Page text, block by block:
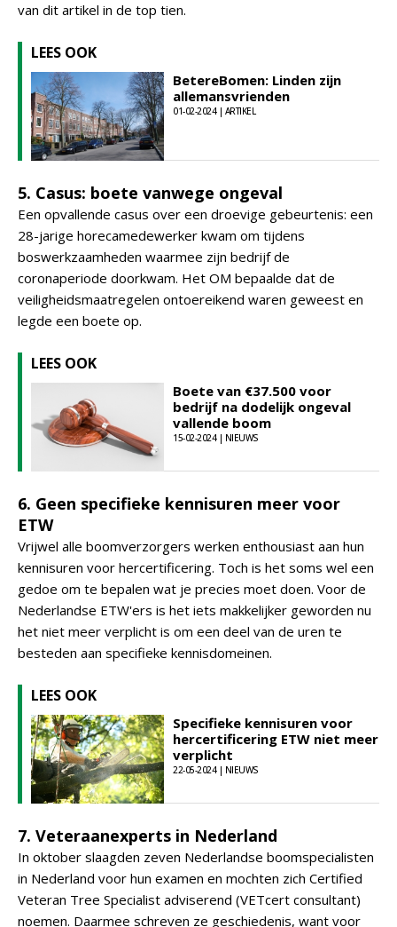
van dit artikel in de top tien.
LEES OOK
BetereBomen: Linden zijn
allemansvrienden
01-02-2024 | ARTIKEL
5. Casus: boete vanwege ongeval
Een opvallende casus over een droevige gebeurtenis: een
28-jarige horecamedewerker kwam om tijdens
boswerkzaamheden waarmee zijn bedrijf de
coronaperiode doorkwam. Het OM bepaalde dat de
veiligheidsmaatregelen ontoereikend waren geweest en
legde een boete op.
LEES OOK
Boete van €37.500 voor
bedrijf na dodelijk ongeval
vallende boom
15-02-2024 | NIEUWS
6. Geen specifieke kennisuren meer voor
ETW
Vrijwel alle boomverzorgers werken enthousiast aan hun
kennisuren voor hercertificering. Toch is het soms wel een
gedoe om te bepalen wat je precies moet doen. Voor de
Nederlandse ETW'ers is het iets makkelijker geworden nu
het niet meer verplicht is om een deel van de uren te
besteden aan specifieke kennisdomeinen.
LEES OOK
Specifieke kennisuren voor
hercertificering ETW niet meer
verplicht
22-05-2024 | NIEUWS
7. Veteraanexperts in Nederland
In oktober slaagden zeven Nederlandse boomspecialisten
in Nederland voor hun examen en mochten zich Certified
Veteran Tree Specialist adviserend (VETcert consultant)
noemen. Daarmee schreven ze geschiedenis, want voor